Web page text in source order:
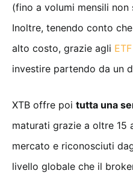
(fino a volumi mensili non
Inoltre, tenendo conto
alto costo, grazie agli
investire partendo da un
XTB offre poi tutta una
maturati grazie a oltre 15
mercato e riconosciuti
livello globale che il